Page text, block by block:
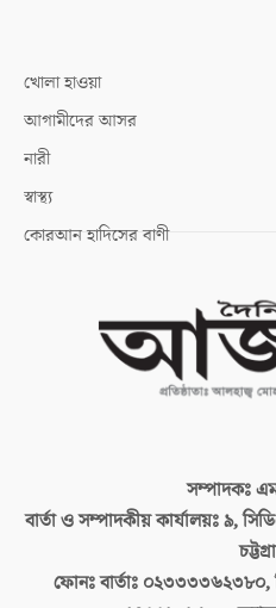
খোলা হাওয়া
আগামীদের আসর
নারী
স্বাস্থ্য
কোরআন হাদিসের বাণী
সম্পাদকঃ
বার্তা ও সম্পাদকীয় কার্যালয়ঃ৯,
ফোনঃ বার্তাঃ ০২৩৩৩৩৬২৩৮০,